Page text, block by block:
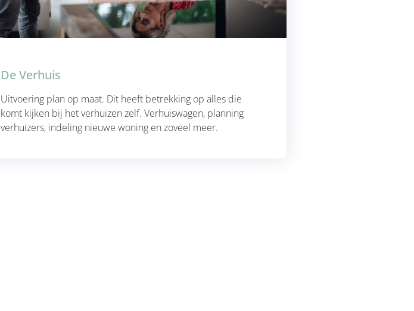
De Verhuis
Uitvoering plan op maat. Dit heeft betrekking op alles die
komt kijken bij het verhuizen zelf. Verhuiswagen, planning
verhuizers, indeling nieuwe woning en zoveel meer.